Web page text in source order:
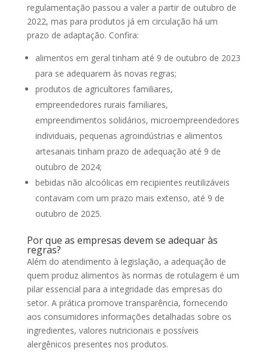
regulamentação passou a valer a partir de outubro de
2022, mas para produtos já em circulação há um
prazo de adaptação. Confira:
alimentos em geral tinham até 9 de outubro de 2023
para se adequarem às novas regras;
produtos de agricultores familiares,
empreendedores rurais familiares,
empreendimentos solidários, microempreendedores
individuais, pequenas agroindústrias e alimentos
artesanais tinham prazo de adequação até 9 de
outubro de 2024;
bebidas não alcoólicas em recipientes reutilizáveis
contavam com um prazo mais extenso, até 9 de
outubro de 2025.
Por que as empresas devem se adequar às
regras?
Além do atendimento à legislação, a adequação de
quem produz alimentos às normas de rotulagem é um
pilar essencial para a integridade das empresas do
setor. A prática promove transparência, fornecendo
aos consumidores informações detalhadas sobre os
ingredientes, valores nutricionais e possíveis
alergênicos presentes nos produtos.